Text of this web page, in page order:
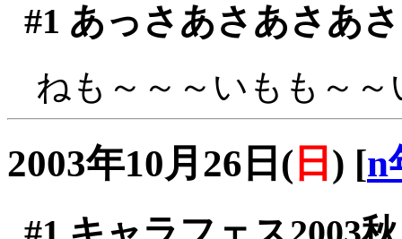
#1 あっさあさあさあ
ねも～～～いもも～～
2003年10月26日( 日 ) [n